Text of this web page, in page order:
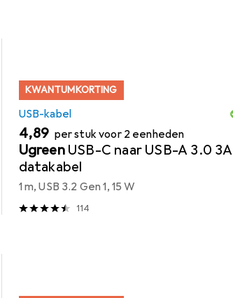
KWANTUMKORTING
USB-kabel
EUR
4,89 per stuk voor 2 eenheden
Ugreen USB-C naar USB-A 3.0 3A
datakabel
1 m, USB 3.2 Gen 1, 15 W
114